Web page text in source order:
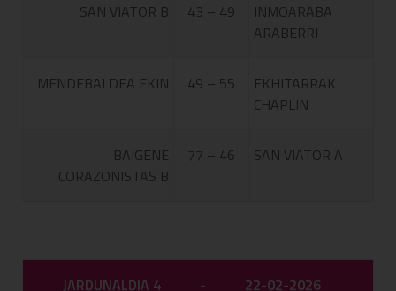
SAN VIATOR B 43 – 49
INMOARABA
ARABERRI
MENDEBALDEA EKIN 49 – 55
EKHITARRAK
CHAPLIN
BAIGENE
CORAZONISTAS B
77 – 46 SAN VIATOR A
JARDUNALDIA 4 - 22-02-2026